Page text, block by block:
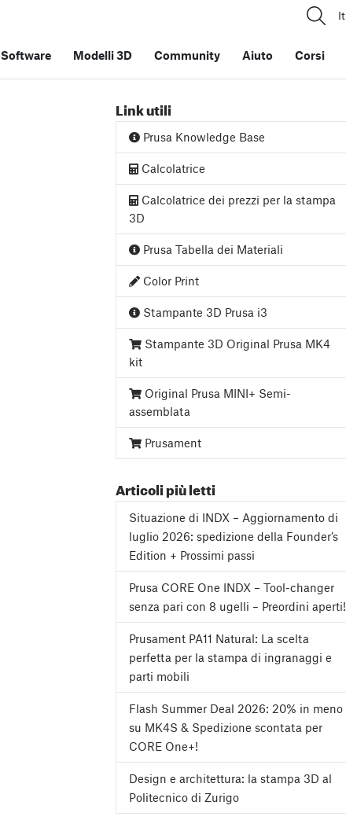
Software Modelli 3D Community Aiuto Corsi
Link utili
Prusa Knowledge Base
Calcolatrice
Calcolatrice dei prezzi per la stampa
3D
Prusa Tabella dei Materiali
Color Print
Stampante 3D Prusa i3
Stampante 3D Original Prusa MK4
kit
Original Prusa MINI+ Semi-
assemblata
Prusament
Articoli più letti
Situazione di INDX – Aggiornamento di
luglio 2026: spedizione della Founder’s
Edition + Prossimi passi
Prusa CORE One INDX – Tool-changer
senza pari con 8 ugelli – Preordini aperti!
Prusament PA11 Natural: La scelta
perfetta per la stampa di ingranaggi e
parti mobili
Flash Summer Deal 2026: 20% in meno
su MK4S & Spedizione scontata per
CORE One+!
Design e architettura: la stampa 3D al
Politecnico di Zurigo